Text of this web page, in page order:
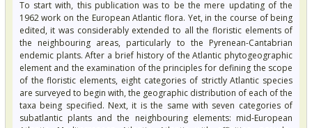
To start with, this publication was to be the mere updating of the
1962 work on the European Atlantic flora. Yet, in the course of being
edited, it was considerably extended to all the floristic elements of
the neighbouring areas, particularly to the Pyrenean-Cantabrian
endemic plants. After a brief history of the Atlantic phytogeographic
element and the examination of the principles for defining the scope
of the floristic elements, eight categories of strictly Atlantic species
are surveyed to begin with, the geographic distribution of each of the
taxa being specified. Next, it is the same with seven categories of
subatlantic plants and the neighbouring elements: mid-European